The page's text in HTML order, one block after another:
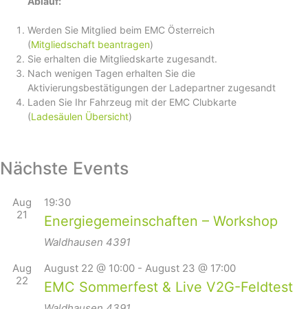
Werden Sie Mitglied beim EMC Österreich
(Mitgliedschaft beantragen)
Sie erhalten die Mitgliedskarte zugesandt.
Nach wenigen Tagen erhalten Sie die
Aktivierungsbestätigungen der Ladepartner zugesandt
Laden Sie Ihr Fahrzeug mit der EMC Clubkarte
(Ladesäulen Übersicht)
Nächste Events
Aug
21
19:30
Energiegemeinschaften – Workshop
Waldhausen 4391
Aug
22
August 22 @ 10:00 - August 23 @ 17:00
EMC Sommerfest & Live V2G-Feldtest